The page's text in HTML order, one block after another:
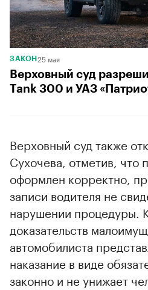
ЗАКОН 25 мая
Верховный суд
Tank 300 и УАЗ
Верховный суд также
Сухочева, отметив, что
оформлен корректно,
записи водителя не
нарушении процедуры.
доказательств
автомобилиста
наказание в виде
законно и не унижает